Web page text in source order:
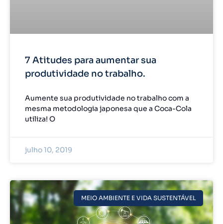
7 Atitudes para aumentar sua
produtividade no trabalho.
Aumente sua produtividade no trabalho com a
mesma metodologia japonesa que a Coca-Cola
utiliza! O
julho 10, 2019
MEIO AMBIENTE E VIDA SUSTENTÁVEL